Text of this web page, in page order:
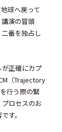
球へ戻って
演の冒頭
番を独占し
正確にカプ
（Trajectory
行う際の緊
ロセスのお
す。